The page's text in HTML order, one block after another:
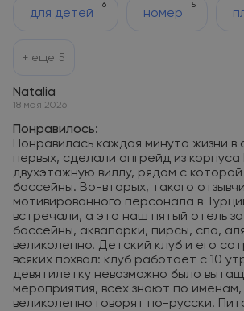
для детей
6
номер
5
+ еще 5
Natalia
18 мая 2026
Понравилось:
Понравилась каждая минута жизни
первых, сделали апгрейд из корпуса
двухэтажную виллу, рядом с
бассейны. Во-вторых, такого
мотивированного персонала в
встречали, а это наш пятый отель
бассейны, аквапарки, пирсы, спа,
великолепно. Детский клуб и его
всяких похвал: клуб работает с 10
девятилетку невозможно было
мероприятия, всех знают по именам,
великолепно говорят по-русски.